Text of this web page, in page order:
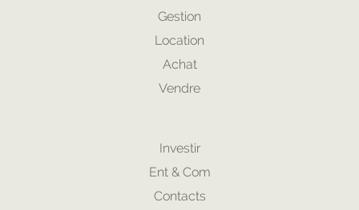
Gestion
Location
Achat
Vendre
Investir
Ent & Com
Contacts